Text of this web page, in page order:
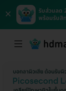
×
รับส่วนลด
พร้อมรับสิ